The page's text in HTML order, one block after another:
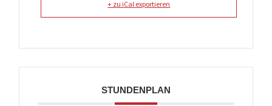
+ zu iCal exportieren
STUNDENPLAN